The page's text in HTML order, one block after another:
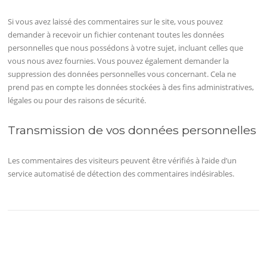
Si vous avez laissé des commentaires sur le site, vous pouvez
demander à recevoir un fichier contenant toutes les données
personnelles que nous possédons à votre sujet, incluant celles que
vous nous avez fournies. Vous pouvez également demander la
suppression des données personnelles vous concernant. Cela ne
prend pas en compte les données stockées à des fins administratives,
légales ou pour des raisons de sécurité.
Transmission de vos données personnelles
Les commentaires des visiteurs peuvent être vérifiés à l’aide d’un
service automatisé de détection des commentaires indésirables.